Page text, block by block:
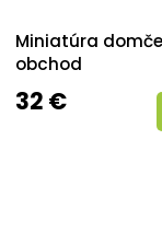
Miniatúra
obchod
32 €